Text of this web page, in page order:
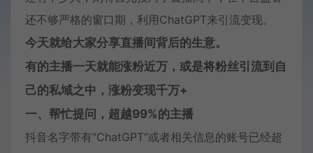
还不够严格的窗口期，利用ChatGPT来引流变现。
今天就给大家分享直播间背后的生意。
有的主播一天就能涨粉近万，或是将粉丝引流到自
己的私域之中，涨粉变现千万+
一、帮忙提问，超越99%的主播
抖音名字带有“ChatGPT”或者相关信息的账号已经超